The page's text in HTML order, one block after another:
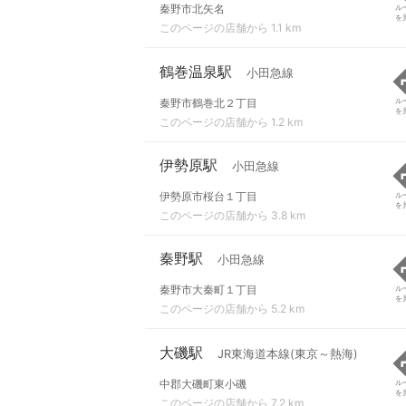
秦野市北矢名
このページの店舗から 1.1 km
ル
を
鶴巻温泉駅 小田急線
秦野市鶴巻北２丁目
このページの店舗から 1.2 km
ル
を
伊勢原駅 小田急線
伊勢原市桜台１丁目
このページの店舗から 3.8 km
ル
を
秦野駅 小田急線
秦野市大秦町１丁目
このページの店舗から 5.2 km
ル
を
大磯駅 JR東海道本線(東京～熱海)
中郡大磯町東小磯
このページの店舗から 7.2 km
ル
を